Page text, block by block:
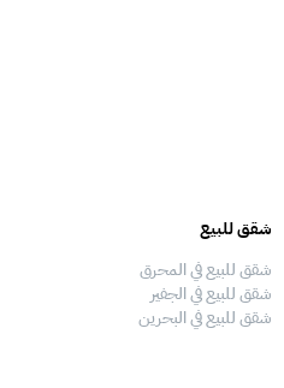
شقق للبيع
شقق للبيع في المحرق
شقق للبيع في الجفير
شقق للبيع في البحرين